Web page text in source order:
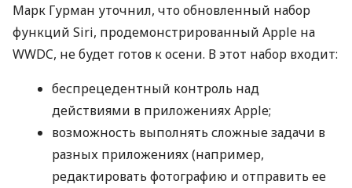
Марк Гурман уточнил, что обновленный набор
функций Siri, продемонстрированный Apple на
WWDC, не будет готов к осени. В этот набор входит:
беспрецедентный контроль над
действиями в приложениях Apple;
возможность выполнять сложные задачи в
разных приложениях (например,
редактировать фотографию и отправить ее